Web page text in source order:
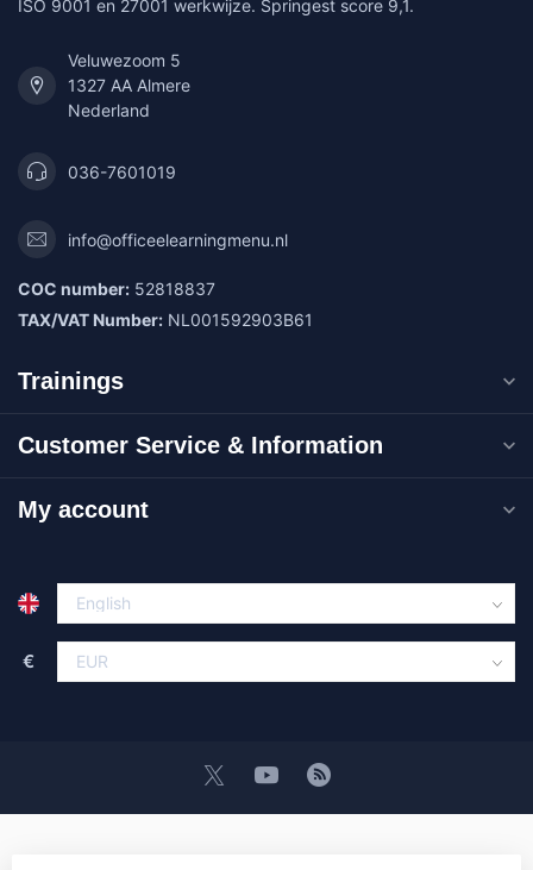
ISO 9001 en 27001 werkwijze. Springest score 9,1.
Veluwezoom 5
1327 AA Almere
Nederland
036-7601019
info@officeelearningmenu.nl
COC number: 52818837
TAX/VAT Number: NL001592903B61
Trainings
Customer Service & Information
My account
€